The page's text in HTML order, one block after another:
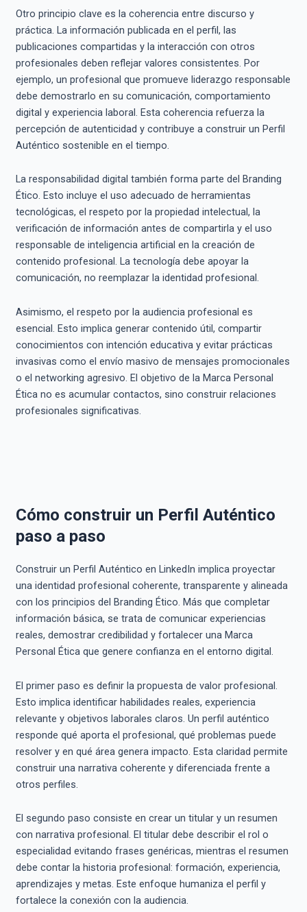
Otro principio clave es la coherencia entre discurso y
práctica. La información publicada en el perfil, las
publicaciones compartidas y la interacción con otros
profesionales deben reflejar valores consistentes. Por
ejemplo, un profesional que promueve liderazgo responsable
debe demostrarlo en su comunicación, comportamiento
digital y experiencia laboral. Esta coherencia refuerza la
percepción de autenticidad y contribuye a construir un Perfil
Auténtico sostenible en el tiempo.
La responsabilidad digital también forma parte del Branding
Ético. Esto incluye el uso adecuado de herramientas
tecnológicas, el respeto por la propiedad intelectual, la
verificación de información antes de compartirla y el uso
responsable de inteligencia artificial en la creación de
contenido profesional. La tecnología debe apoyar la
comunicación, no reemplazar la identidad profesional.
Asimismo, el respeto por la audiencia profesional es
esencial. Esto implica generar contenido útil, compartir
conocimientos con intención educativa y evitar prácticas
invasivas como el envío masivo de mensajes promocionales
o el networking agresivo. El objetivo de la Marca Personal
Ética no es acumular contactos, sino construir relaciones
profesionales significativas.
Cómo construir un Perfil Auténtico
paso a paso
Construir un Perfil Auténtico en LinkedIn implica proyectar
una identidad profesional coherente, transparente y alineada
con los principios del Branding Ético. Más que completar
información básica, se trata de comunicar experiencias
reales, demostrar credibilidad y fortalecer una Marca
Personal Ética que genere confianza en el entorno digital.
El primer paso es definir la propuesta de valor profesional.
Esto implica identificar habilidades reales, experiencia
relevante y objetivos laborales claros. Un perfil auténtico
responde qué aporta el profesional, qué problemas puede
resolver y en qué área genera impacto. Esta claridad permite
construir una narrativa coherente y diferenciada frente a
otros perfiles.
El segundo paso consiste en crear un titular y un resumen
con narrativa profesional. El titular debe describir el rol o
especialidad evitando frases genéricas, mientras el resumen
debe contar la historia profesional: formación, experiencia,
aprendizajes y metas. Este enfoque humaniza el perfil y
fortalece la conexión con la audiencia.